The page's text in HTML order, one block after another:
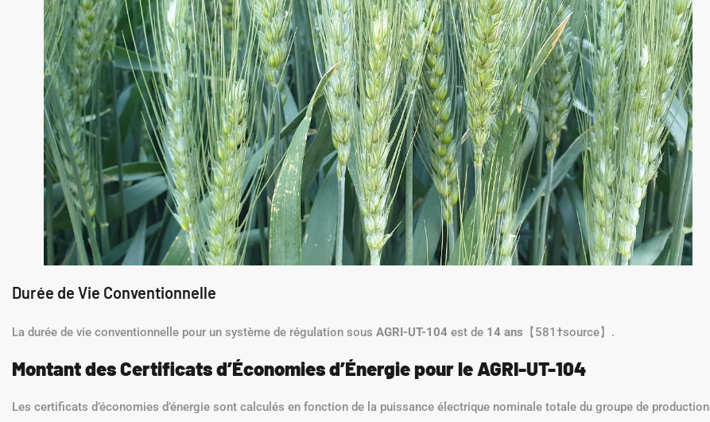
Durée de Vie Conventionnelle
La durée de vie conventionnelle pour un système de régulation sous AGRI-UT-104 est de 14 ans 【581†source】.
Montant des Certificats d’Économies d’Énergie pour le AGRI-UT-104
Les certificats d’économies d’énergie sont calculés en fonction de la puissance électrique nominale totale du groupe de production